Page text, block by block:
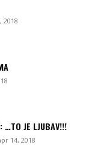
2018
…TO JE LJUBAV!!!
14, 2018